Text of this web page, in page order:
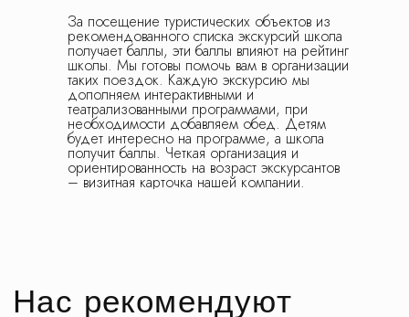
За посещение туристических объектов из
рекомендованного списка экскурсий школа
получает баллы, эти баллы влияют на рейтинг
школы. Мы готовы помочь вам в организации
таких поездок. Каждую экскурсию мы
дополняем интерактивными и
театрализованными программами, при
необходимости добавляем обед. Детям
будет интересно на программе, а школа
получит баллы. Четкая организация и
ориентированность на возраст экскурсантов
– визитная карточка нашей компании.